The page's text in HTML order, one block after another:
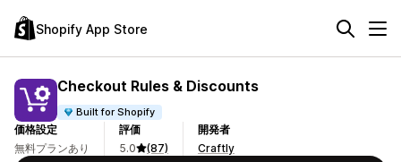
Shopify App Store
Checkout Rules & Discounts
Built for Shopify
価格設定
無料プランあり
評価
5.0
(87)
開発者
Craftly